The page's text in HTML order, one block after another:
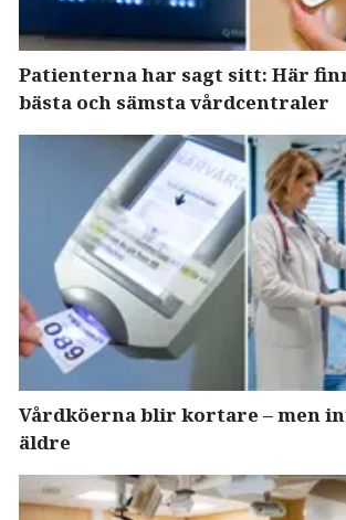
Patienterna har sagt sitt: Här
bästa och sämsta vårdcentraler
Vårdköerna blir kortare – men
äldre